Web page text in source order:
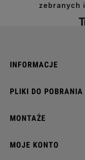
zebranych
INFORMACJE
PLIKI DO POBRANIA
MONTAŻE
MOJE KONTO